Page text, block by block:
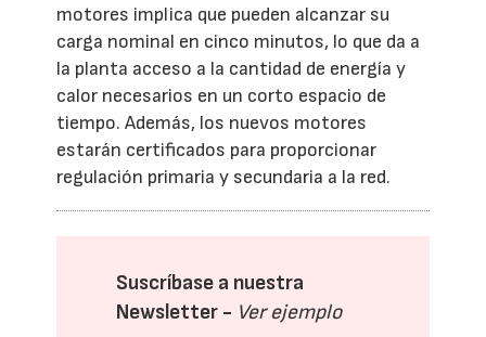
motores implica que pueden alcanzar su
carga nominal en cinco minutos, lo que da a
la planta acceso a la cantidad de energía y
calor necesarios en un corto espacio de
tiempo. Además, los nuevos motores
estarán certificados para proporcionar
regulación primaria y secundaria a la red.
Suscríbase a nuestra
Newsletter - Ver ejemplo